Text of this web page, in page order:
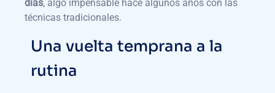
días, algo impensable hace algunos años con las
técnicas tradicionales.
Una vuelta temprana a la
rutina